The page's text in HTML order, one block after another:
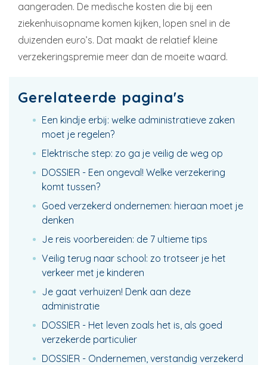
aangeraden. De medische kosten die bij een
ziekenhuisopname komen kijken, lopen snel in de
duizenden euro’s. Dat maakt de relatief kleine
verzekeringspremie meer dan de moeite waard.
Gerelateerde pagina's
Een kindje erbij: welke administratieve zaken
moet je regelen?
Elektrische step: zo ga je veilig de weg op
DOSSIER - Een ongeval! Welke verzekering
komt tussen?
Goed verzekerd ondernemen: hieraan moet je
denken
Je reis voorbereiden: de 7 ultieme tips
Veilig terug naar school: zo trotseer je het
verkeer met je kinderen
Je gaat verhuizen! Denk aan deze
administratie
DOSSIER - Het leven zoals het is, als goed
verzekerde particulier
DOSSIER - Ondernemen, verstandig verzekerd